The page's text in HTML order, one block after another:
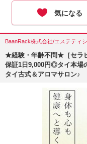
気になる
BaanRack株式会社/エステティ
★経験・年齢不問★［セラ
保証1日9,000円◎タイ本場
タイ古式＆アロマサロン♪